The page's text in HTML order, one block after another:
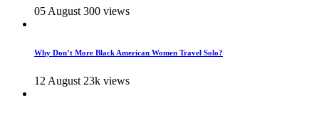
05 August 300 views
Why Don’t More Black American Women Travel Solo?
12 August 23k views